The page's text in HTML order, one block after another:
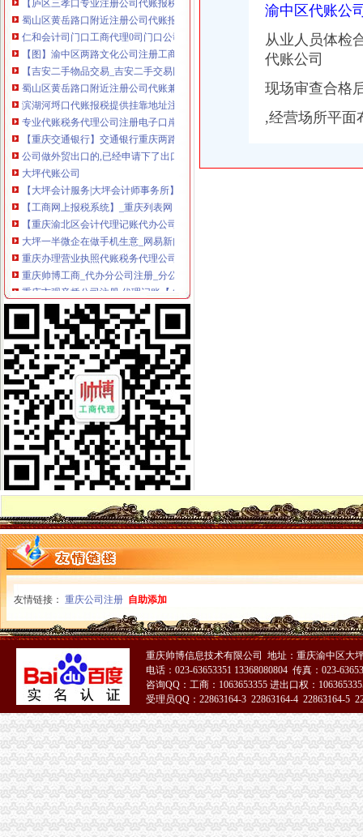
蜀山区黄岳路口附近注册公司代账报税找江秀秀低价注册-合肥58同城
仁和会计司门口工商代理0司门口公司注册0司门口代账-湖北武汉会计
【图】渝中区两路文化公司注册工商代办代账会计真账实操_重庆
【吉安二手物品交易_吉安二手交易网_江西吉安二手交易市场】-【7】
蜀山区黄岳路口附近注册公司代账兼职整理旧帐账找龙圣琴-会计/审
滨湖河埒口代账报税提供挂靠地址注册公司财税咨询-无锡58同城
专业代账税务代理公司注册电子口岸-青青岛社区
【重庆交通银行】交通银行重庆两路口_电话_地址_地图-卡盟网
公司做外贸出口的,已经申请下了出口退税权,汉口的仁和会计代账公
大坪代账公司
【大坪会计服务|大坪会计师事务所】-今题大坪会计网
【工商网上报税系统】_重庆列表网
【重庆渝北区会计代理记账代办公司,价比选亿源财税】价
大坪一半微企在做手机生意_网易新闻
重庆办理营业执照代账税务代理公司注册可提供地址-直辖市重庆专利
重庆帅博工商_代办分公司注册_分公司注销_代理记账_重庆进出口许
重庆市观音桥公司注册,代理记账【今日推荐网-重庆工商/税务/财务】
渝贤财务_汇博人才网
景德镇乐平资产评估公司|景德镇乐平资产评估-景德镇乐平酷易搜
【重庆一心财务咨询有限公司招聘_新招聘信息】-前程无忧官方招聘
渝中区代账公司流程
桐君阁：关于召开公司2013年年度股东大会的通知_证券之星
[年报]重庆路桥：2011年年度报告-[中财网]
金融及其他服务业岗位需求-两江新区官网
重庆联合产权交易所项目公告专栏-搜狐滚动
关于横竖-重庆横竖房地产顾问有限公司
恒天天鹅股份有限公司关于控股股东拟协议转让公司部分股份公开征
东西湖代账公司流程及费用-中介代理-番禺社区网
重庆渝中区重庆代帐公司工商行政管理的主要方法-直辖市重庆工商信息
：重庆百货2013年年报（修订版）_交易所公告_市场_中金在线
渝中区代账公司
重庆普飞代理记账有限公司
【重庆渝中区代理记账|代理记账公司|会计代理记账】-重庆赶集网
关于永川区副局长张道国、经支队副队长吕正彬等人对永福公
（中天光美地）4幢-1层8号、3号车库负1层车位60号停车用房和渝
可上门签约_重庆公司注册_代办公司_代理工商注册登记_分公司_个体
重庆市渝中区中山一路148号第四层商业用房拍卖公告_新浪重庆今荣_
【重庆其它服务|其它服务】-重庆知了信息网
贷款频道_重庆资讯_腾讯·大渝网
新会计服务新闻-新会计服务动态、热门会计服务新闻-热门会计服
重庆代理记账-重庆工商代办电话价格-重庆营业执照代办-重庆注册公司-
代账公司
专业代账,公司注册-泰州58同城
池州财务公司|池州代账公司|池州会计公司|池州嘉禾财务咨询有限公司
以代账公司为平台创新会计专业实训模式
新一代专业代账公司-帮帮帐（代理注册-代账报税-代-镇江58同城
【事务所专业代账公司,优质服务让您满意_审计代账】-审计-盐城赶集
重庆营业执照代办多少钱,工商执照代办价格,重庆代账公司-弛锐财务
渝中区代账公
从业人员体检
代账公司
现场审查合格
,经营场所平面
友情链接： 重庆公司注册 自助添加
重庆帅博信息技术有限公司 地址：重庆渝中区大
电话：023-63653351 13368080804 传真：023-
咨询QQ：工商：1063653355 进出口权：
受理员QQ：22863164-3 22863164-4 22863164-5
51La